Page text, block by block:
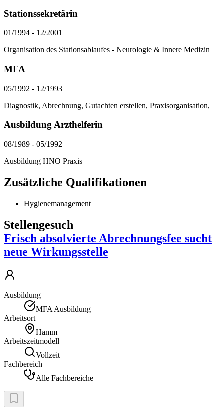
Stationssekretärin
01/1994 - 12/2001
Organisation des Stationsablaufes - Neurologie & Innere Medizin
MFA
05/1992 - 12/1993
Diagnostik, Abrechnung, Gutachten erstellen, Praxisorganisation,
Ausbildung Arzthelferin
08/1989 - 05/1992
Ausbildung HNO Praxis
Zusätzliche Qualifikationen
Hygienemanagement
Stellengesuch
Frisch absolvierte Abrechnungsfee sucht
neue Wirkungsstelle
Ausbildung
MFA Ausbildung
Arbeitsort
Hamm
Arbeitszeitmodell
Vollzeit
Fachbereich
Alle Fachbereiche